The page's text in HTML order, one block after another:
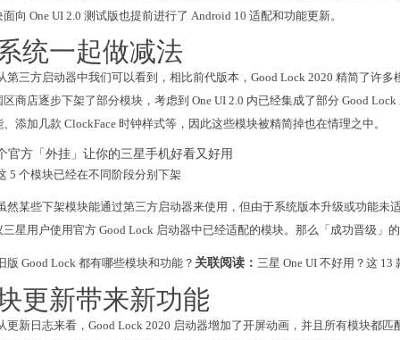
仪式”在云南召开。会上，...
向 One UI 2.0 测试版也提前进行了 Android 10 适配和功能更新。
统一起做减法
第三方启动器中我们可以看到，相比前代版本，Good Lock 2020 精简了许多
区商店逐步下架了部分模块，考虑到 One UI 2.0 内已经集成了部分 Good
、添加几款 ClockFace 时钟样式等，因此这些模块被精简掉也在情理之中。
5 个模块已经在不同阶段分别下架
然某些下架模块能通过第三方启动器来使用，但由于系统版本升级或功能未
三星用户使用官方 Good Lock 启动器中已经适配的模块。那么「成功晋级」
旧版 Good Lock 都有哪些模块和功能？ 关联阅读： 三星 One UI 不好用？这 13
更新带来新功能
更新日志来看，Good Lock 2020 启动器增加了开屏动画，并且所有模块都匹